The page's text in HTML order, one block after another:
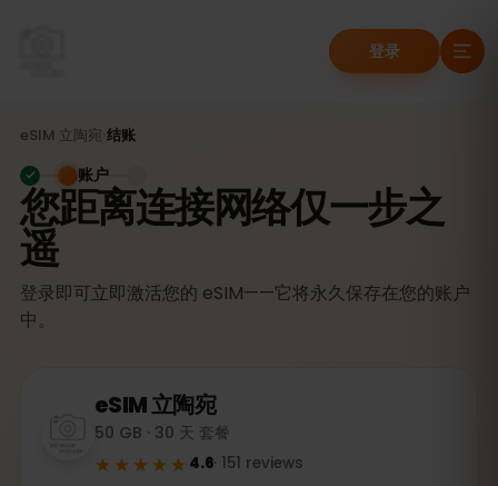
登录
eSIM 立陶宛 结账
您距离连接网络仅一步之
遥
登录即可立即激活您的 eSIM——它将永久保存在您的账户
中。
账户
eSIM立陶宛
50 GB · 30 天 套餐
★★★★★ 4.6· 151 reviews